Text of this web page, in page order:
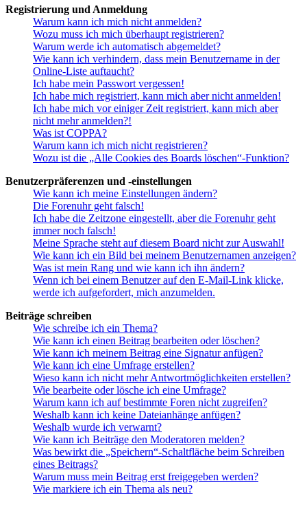
Registrierung und Anmeldung
Warum kann ich mich nicht anmelden?
Wozu muss ich mich überhaupt registrieren?
Warum werde ich automatisch abgemeldet?
Wie kann ich verhindern, dass mein Benutzername in der
Online-Liste auftaucht?
Ich habe mein Passwort vergessen!
Ich habe mich registriert, kann mich aber nicht anmelden!
Ich habe mich vor einiger Zeit registriert, kann mich aber
nicht mehr anmelden?!
Was ist COPPA?
Warum kann ich mich nicht registrieren?
Wozu ist die „Alle Cookies des Boards löschen“-Funktion?
Benutzerpräferenzen und -einstellungen
Wie kann ich meine Einstellungen ändern?
Die Forenuhr geht falsch!
Ich habe die Zeitzone eingestellt, aber die Forenuhr geht
immer noch falsch!
Meine Sprache steht auf diesem Board nicht zur Auswahl!
Wie kann ich ein Bild bei meinem Benutzernamen anzeigen?
Was ist mein Rang und wie kann ich ihn ändern?
Wenn ich bei einem Benutzer auf den E-Mail-Link klicke,
werde ich aufgefordert, mich anzumelden.
Beiträge schreiben
Wie schreibe ich ein Thema?
Wie kann ich einen Beitrag bearbeiten oder löschen?
Wie kann ich meinem Beitrag eine Signatur anfügen?
Wie kann ich eine Umfrage erstellen?
Wieso kann ich nicht mehr Antwortmöglichkeiten erstellen?
Wie bearbeite oder lösche ich eine Umfrage?
Warum kann ich auf bestimmte Foren nicht zugreifen?
Weshalb kann ich keine Dateianhänge anfügen?
Weshalb wurde ich verwarnt?
Wie kann ich Beiträge den Moderatoren melden?
Was bewirkt die „Speichern“-Schaltfläche beim Schreiben
eines Beitrags?
Warum muss mein Beitrag erst freigegeben werden?
Wie markiere ich ein Thema als neu?